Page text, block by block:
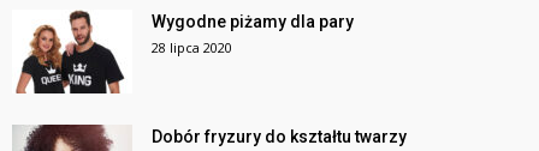
Wygodne piżamy dla pary
28 lipca 2020
Dobór fryzury do kształtu twarzy